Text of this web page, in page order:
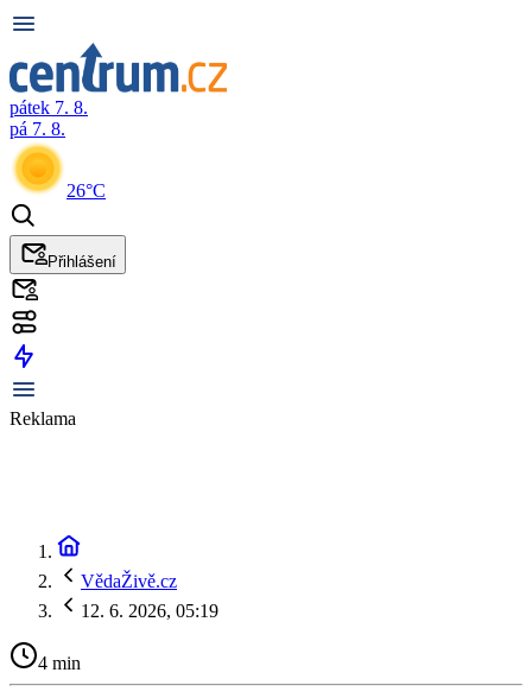
pátek 7. 8.
pá 7. 8.
26°C
Přihlášení
Reklama
VědaŽivě.cz
12. 6. 2026, 05:19
4 min